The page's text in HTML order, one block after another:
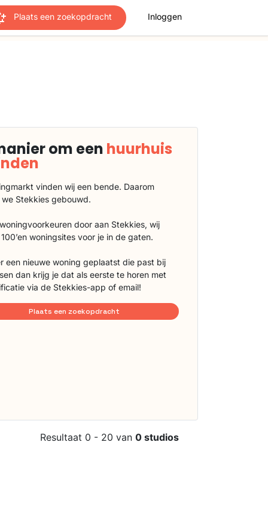
Plaats een zoekopdracht Inloggen
om een huurhuis
vinden wij een bende. Daarom
Stekkies gebouwd.
door aan Stekkies, wij
woningsites voor je in de gaten.
een nieuwe woning geplaatst die past bij
dan krijg je dat als eerste te horen met
via de Stekkies-app of email!
Plaats een zoekopdracht
Resultaat 0 - 20 van 0 studios